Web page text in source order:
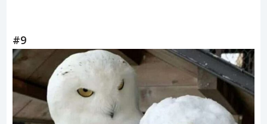
#9